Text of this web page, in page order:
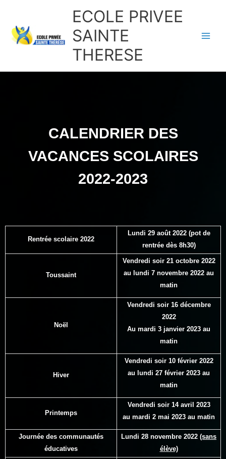
contenu
ECOLE PRIVEE
SAINTE
THERESE
CALENDRIER DES
VACANCES SCOLAIRES
2022-2023
Rentrée scolaire 2022
Lundi 29 août 2022(pot de
rentrée dès 8h30)
Toussaint
Vendredi soir 21 octobre 2022
au lundi 7 novembre 2022 au
matin
Noël
Vendredi soir 16 décembre
2022
Au mardi 3 janvier 2023 au
matin
Hiver
Vendredi soir 10 février 2022
au lundi 27 février 2023 au
matin
Printemps
Vendredi soir 14 avril 2023
au mardi 2 mai 2023 au matin
Journée des communautés
éducatives
Lundi 28 novembre 2022 (sans
élève)